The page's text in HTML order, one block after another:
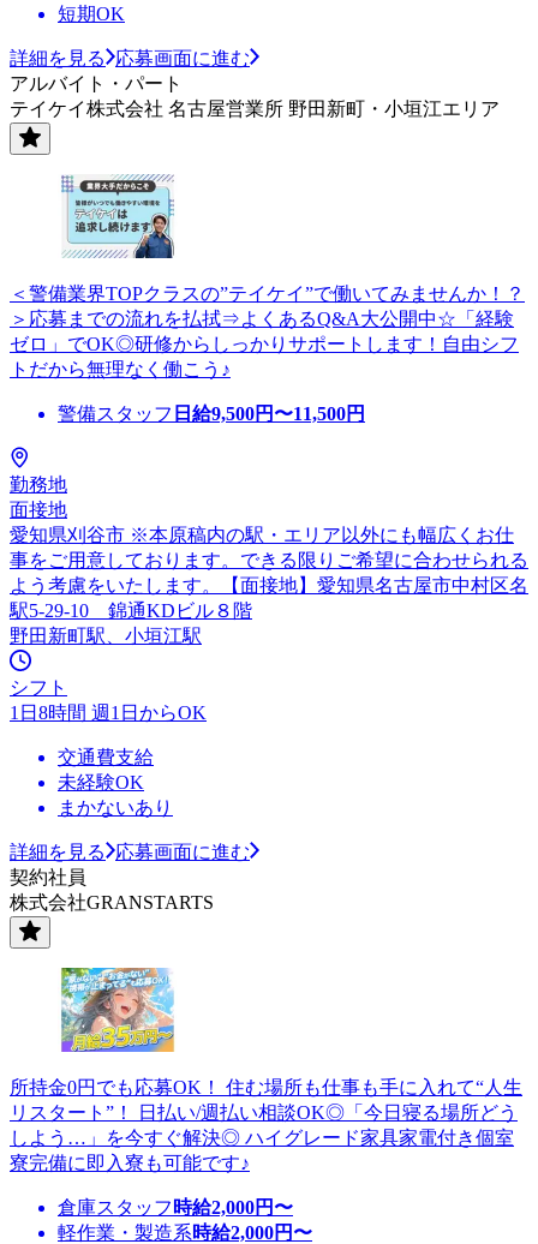
短期OK
詳細を見る
応募画面に進む
アルバイト・パート
テイケイ株式会社 名古屋営業所 野田新町・小垣江エリア
＜警備業界TOPクラスの”テイケイ”で働いてみませんか！？
＞応募までの流れを払拭⇒よくあるQ&A大公開中☆「経験
ゼロ」でOK◎研修からしっかりサポートします！自由シフ
トだから無理なく働こう♪
警備スタッフ 日給9,500円〜11,500円
勤務地
面接地
愛知県刈谷市 ※本原稿内の駅・エリア以外にも幅広くお仕
事をご用意しております。できる限りご希望に合わせられる
よう考慮をいたします。【面接地】愛知県名古屋市中村区名
駅5-29-10 錦通KDビル８階
野田新町駅、小垣江駅
シフト
1日8時間 週1日からOK
交通費支給
未経験OK
まかないあり
詳細を見る
応募画面に進む
契約社員
株式会社GRANSTARTS
所持金0円でも応募OK！ 住む場所も仕事も手に入れて“人生
リスタート”！ 日払い/週払い相談OK◎「今日寝る場所どう
しよう…」を今すぐ解決◎ ハイグレード家具家電付き個室
寮完備に即入寮も可能です♪
倉庫スタッフ 時給2,000円〜
軽作業・製造系時給2,000円〜